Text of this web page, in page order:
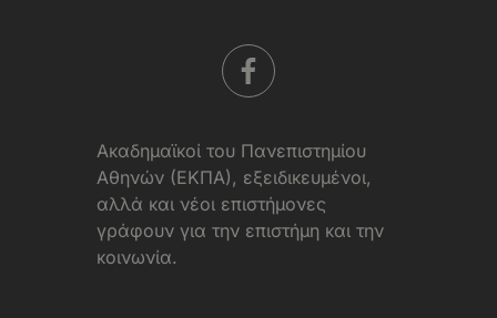
Aκαδημαϊκοί του Πανεπιστημίου
Αθηνών (ΕΚΠΑ), εξειδικευμένοι,
αλλά και νέοι επιστήμονες
γράφουν για την επιστήμη και την
κοινωνία.